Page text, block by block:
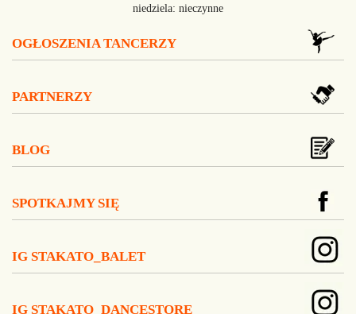
niedziela: nieczynne
OGŁOSZENIA TANCERZY
PARTNERZY
BLOG
SPOTKAJMY SIĘ
IG STAKATO_BALET
IG STAKATO_DANCESTORE